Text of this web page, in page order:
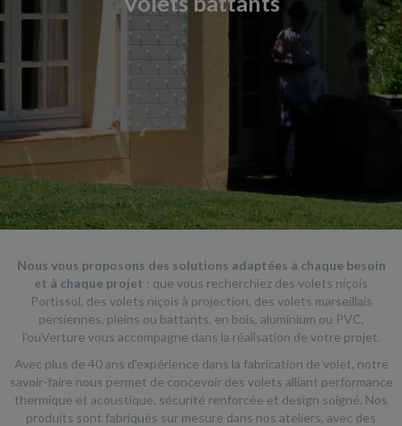
Nous vous proposons des solutions adaptées à chaque besoin
et à chaque projet : que vous recherchiez des volets niçois
Portissol, des volets niçois à projection, des volets marseillais
persiennes, pleins ou battants, en bois, aluminium ou PVC,
l'ouVerture vous accompagne dans la réalisation de votre projet.
Avec plus de 40 ans d'expérience dans la fabrication de volet, notre
savoir-faire nous permet de concevoir des volets alliant performance
thermique et acoustique, sécurité renforcée et design soigné. Nos
produits sont fabriqués sur mesure dans nos ateliers, avec des